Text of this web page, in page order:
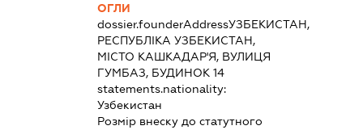
ОГЛИ
dossier.founderAddressУЗБЕКИСТАН,
РЕСПУБЛІКА УЗБЕКИСТАН,
МІСТО КАШКАДАР'Я, ВУЛИЦЯ
ГУМБАЗ, БУДИНОК 14
statements.nationality:
Узбекистан
Розмір внеску до статутного